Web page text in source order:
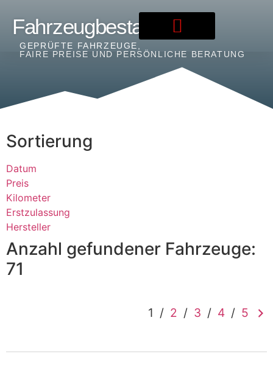
Fahrzeugbestand
GEPRÜFTE FAHRZEUGE,
FAIRE PREISE UND PERSÖNLICHE BERATUNG
Sortierung
Datum
Preis
Kilometer
Erstzulassung
Hersteller
Anzahl gefundener Fahrzeuge:
71
1 / 2 / 3 / 4 / 5